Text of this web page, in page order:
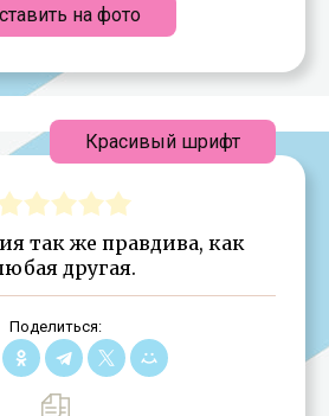
на фото
так же правдива, как
другая.
Поделиться:
Красивый шрифт